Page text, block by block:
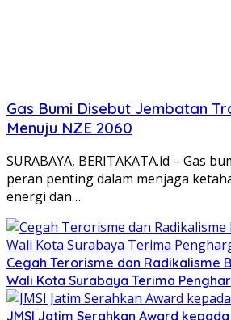
Gas Bumi Disebut Jembatan
Menuju NZE 2060
SURABAYA, BERITAKATA.id – Gas
peran penting dalam menjaga
energi dan…
Cegah Terorisme dan Radikalisme
Wali Kota Surabaya Terima
JMSI Jatim Serahkan Award